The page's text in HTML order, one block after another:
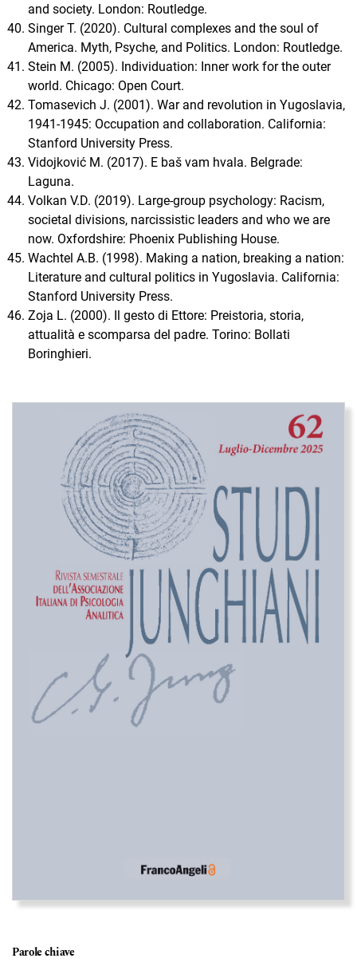
and society. London: Routledge.
Singer T. (2020). Cultural complexes and the soul of
America. Myth, Psyche, and Politics. London: Routledge.
Stein M. (2005). Individuation: Inner work for the outer
world. Chicago: Open Court.
Tomasevich J. (2001). War and revolution in Yugoslavia,
1941-1945: Occupation and collaboration. California:
Stanford University Press.
Vidojković M. (2017). E baš vam hvala. Belgrade:
Laguna.
Volkan V.D. (2019). Large-group psychology: Racism,
societal divisions, narcissistic leaders and who we are
now. Oxfordshire: Phoenix Publishing House.
Wachtel A.B. (1998). Making a nation, breaking a nation:
Literature and cultural politics in Yugoslavia. California:
Stanford University Press.
Zoja L. (2000). Il gesto di Ettore: Preistoria, storia,
attualità e scomparsa del padre. Torino: Bollati
Boringhieri.
Immagine di copertina
Parole chiave